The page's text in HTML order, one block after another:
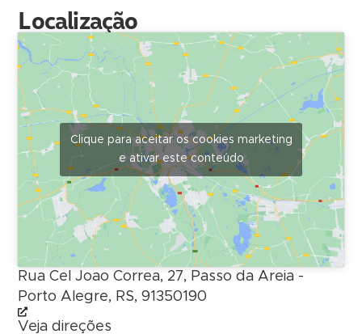
Localização
Clique para aceitar os cookies marketing
e ativar este conteúdo
Rua Cel Joao Correa, 27, Passo da Areia -
Porto Alegre, RS, 91350190
Veja direções